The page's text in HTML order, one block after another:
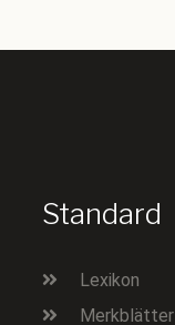
Standard
Lexikon
Merkblätter